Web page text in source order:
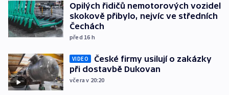
Opilých řidičů nemotorových vozidel
skokově přibylo, nejvíc ve středních
Čechách
před 16 h
VIDEO
České firmy usilují o zakázky
při dostavbě Dukovan
včera v 20:20